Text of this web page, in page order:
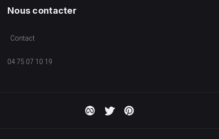
Nous contacter
Contact
04 75 07 10 19